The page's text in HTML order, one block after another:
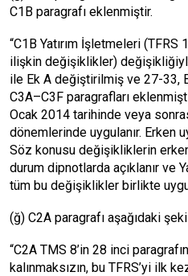
C1B paragrafı eklenmiştir.
“C1B Yatırım İşletmeleri (TFRS
ilişkin değişiklikler)
ile Ek A değiştirilmiş ve 27-33,
C3A–C3F paragrafları
Ocak 2014 tarihinde veya
dönemlerinde uygulanır. Erken
Söz konusu değişikliklerin
durum dipnotlarda açıklanır ve
tüm bu değişiklikler birlikte
(ğ) C2A paragrafı aşağıdaki
“C2A TMS 8’in 28 inci
kalınmaksızın, bu TFRS’yi ilk